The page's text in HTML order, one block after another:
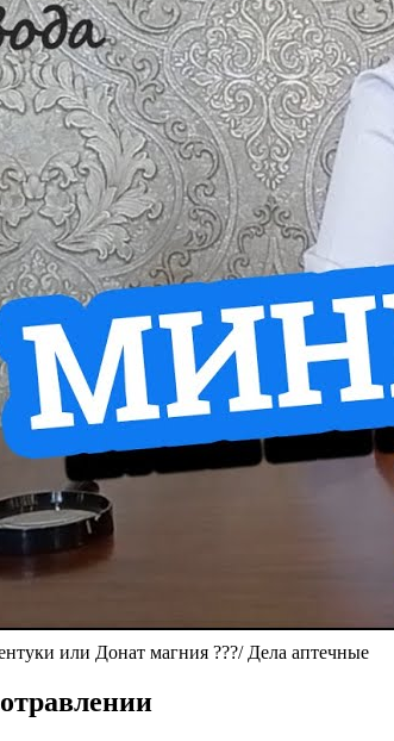
или Донат магния ???/ Дела аптечные